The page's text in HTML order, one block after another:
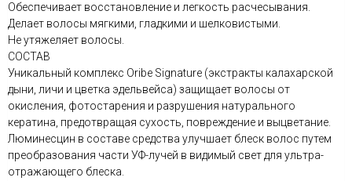
Обеспечивает восстановление и легкость расчесывания.
Делает волосы мягкими, гладкими и шелковистыми.
Не утяжеляет волосы.
СОСТАВ
Уникальный комплекс Oribe Signature (экстракты калахарской
дыни, личи и цветка эдельвейса) защищает волосы от
окисления, фотостарения и разрушения натурального
кератина, предотвращая сухость, повреждение и выцветание.
Люминесцин в составе средства улучшает блеск волос путем
преобразования части УФ-лучей в видимый свет для ультра-
отражающего блеска.